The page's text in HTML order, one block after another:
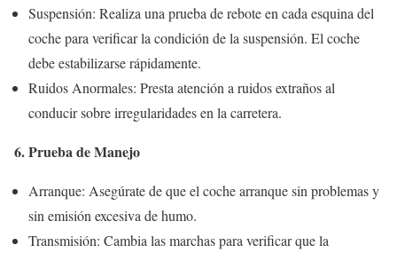
Suspensión: Realiza una prueba de rebote en cada esquina del
coche para verificar la condición de la suspensión. El coche
debe estabilizarse rápidamente.
Ruidos Anormales: Presta atención a ruidos extraños al
conducir sobre irregularidades en la carretera.
6. Prueba de Manejo
Arranque: Asegúrate de que el coche arranque sin problemas y
sin emisión excesiva de humo.
Transmisión: Cambia las marchas para verificar que la